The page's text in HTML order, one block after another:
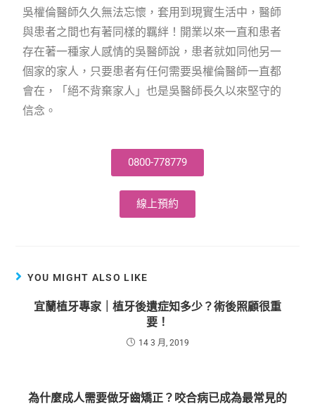
吳權倫醫師久久無法忘懷，套用到現實生活中，醫師
與患者之間也有著同樣的羈絆！開業以來一直和患者
存在著一種家人感情的吳醫師說，患者就如同他另一
個家的家人，只要患者有任何需要吳權倫醫師一直都
會在，「絕不背棄家人」也是吳醫師長久以來堅守的
信念。
0800-778779
線上預約
YOU MIGHT ALSO LIKE
宜蘭植牙專家｜植牙後遺症知多少？術後照顧很重
要！
14 3 月, 2019
為什麼成人需要做牙齒矯正？咬合病已成為最常見的